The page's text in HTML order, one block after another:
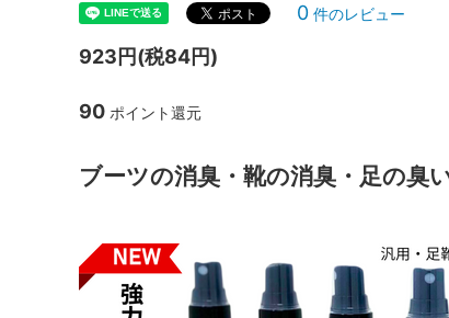
0 件のレビュー
923円(税84円)
90 ポイント還元
ブーツの消臭・靴の消臭・足の臭